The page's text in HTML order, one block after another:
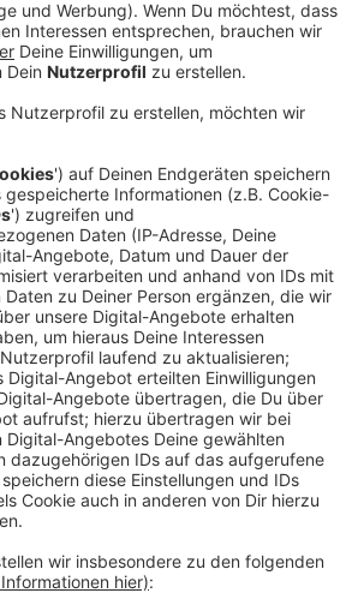
Flender muss sparen
wohl auch am Firmensitz in
Darüber will die Geschäftsführung
mit der IG-Metall verhandeln.
hat dem
offiziellen Stellungnahme nach
hieß es am Abend von
den Herausforderungen der
Industriestandort Deutschland
Dazu sollen gemeinsam mit der IG
aufgenommen werden - über
bei tariflichen Aspekten, wie